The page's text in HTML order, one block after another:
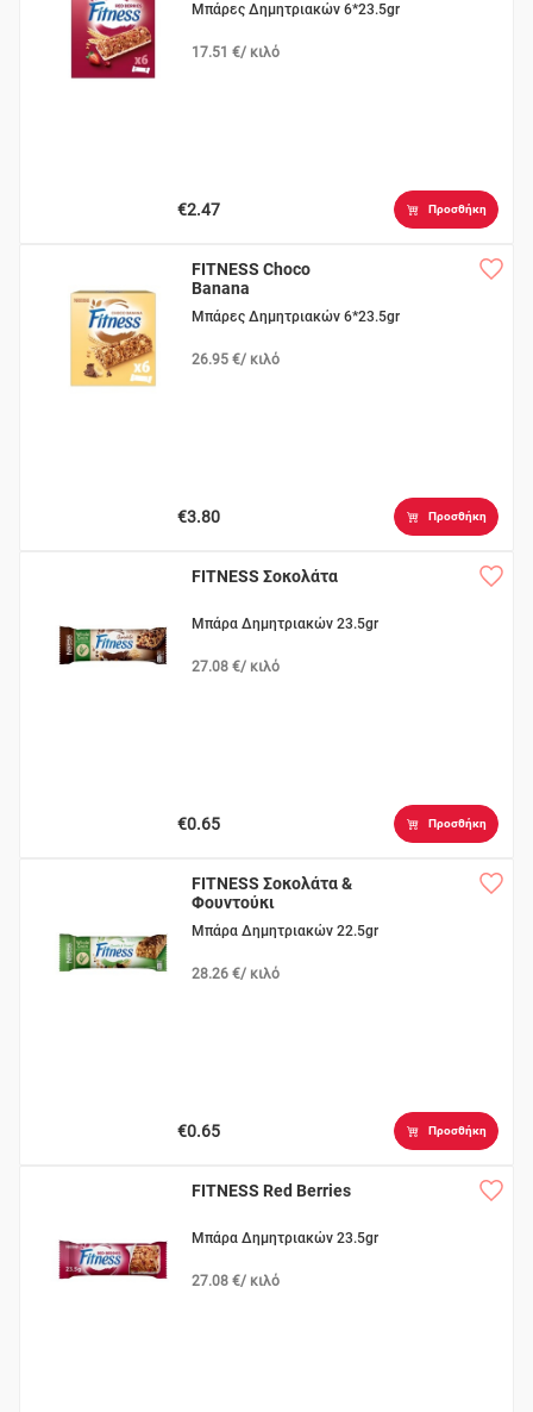
Μπάρες Δημητριακών 6*23.5gr
17.51 €/ κιλό
€2.47 Προσθήκη
FITNESS Choco
Banana
Μπάρες Δημητριακών 6*23.5gr
26.95 €/ κιλό
€3.80 Προσθήκη
FITNESS Σοκολάτα
Μπάρα Δημητριακών 23.5gr
27.08 €/ κιλό
€0.65 Προσθήκη
FITNESS Σοκολάτα &
Φουντούκι
Μπάρα Δημητριακών 22.5gr
28.26 €/ κιλό
€0.65 Προσθήκη
FITNESS Red Berries
Μπάρα Δημητριακών 23.5gr
27.08 €/ κιλό